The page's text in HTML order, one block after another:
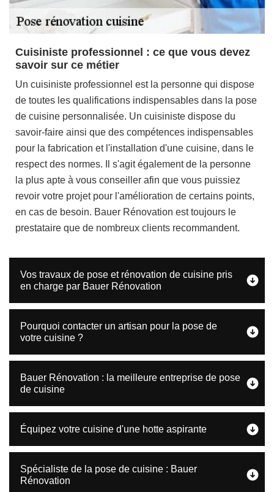
Cuisiniste professionnel : ce que vous devez
savoir sur ce métier
Un cuisiniste professionnel est la personne qui dispose
de toutes les qualifications indispensables dans la pose
de cuisine personnalisée. Un cuisiniste dispose du
savoir-faire ainsi que des compétences indispensables
pour la fabrication et l'installation d'une cuisine, dans le
respect des normes. Il s'agit également de la personne
la plus apte à vous conseiller afin que vous puissiez
revoir votre projet pour l'amélioration de certains points,
en cas de besoin. Bauer Rénovation est toujours le
prestataire que de nombreux clients recommandent.
Vos travaux de pose et rénovation de cuisine pris
en charge par Bauer Rénovation
Pourquoi contacter un artisan pour la pose de
votre cuisine ?
Bauer Rénovation : la meilleure entreprise de pose
de cuisine
Équipez votre cuisine d'une hotte aspirante
Spécialiste de la pose de cuisine : Bauer
Rénovation